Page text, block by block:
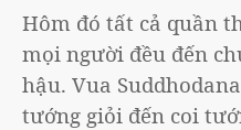
Hôm đó tất cả quần
mọi người đều đến
hậu. Vua
tướng giỏi đến coi